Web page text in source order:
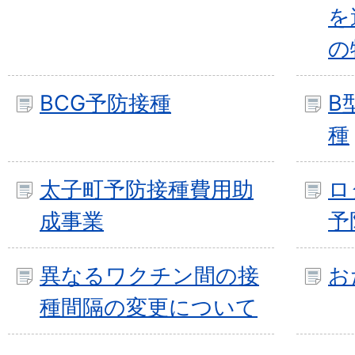
BCG予防接種
B
種
太子町予防接種費用助
成事業
予
異なるワクチン間の接
種間隔の変更について